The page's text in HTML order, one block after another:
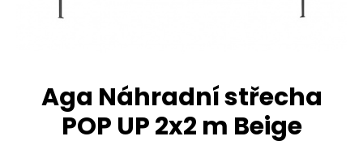
Aga Náhradní střecha
POP UP 2x2 m Beige